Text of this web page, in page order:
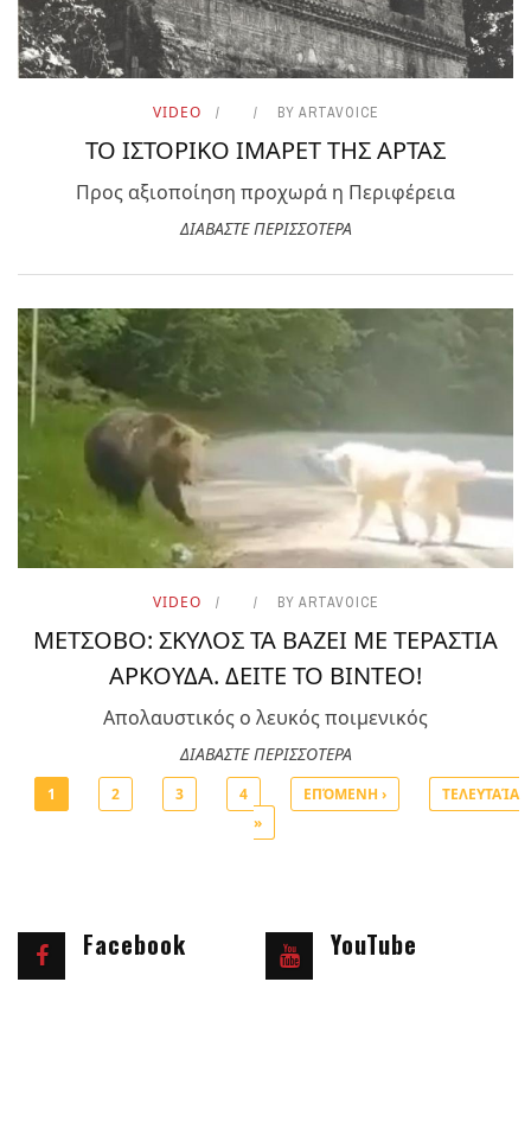
VIDEO BY ARTAVOICE
ΤΟ ΙΣΤΟΡΙΚΟ ΙΜΑΡΕΤ ΤΗΣ ΑΡΤΑΣ
Προς αξιοποίηση προχωρά η Περιφέρεια
ΔΙΑΒΑΣΤΕ ΠΕΡΙΣΣΟΤΕΡΑ
VIDEO BY ARTAVOICE
ΜΕΤΣΟΒΟ: ΣΚΥΛΟΣ ΤΑ ΒΑΖΕΙ ΜΕ ΤΕΡΑΣΤΙΑ
ΑΡΚΟΥΔΑ. ΔΕΙΤΕ ΤΟ ΒΙΝΤΕΟ!
Απολαυστικός ο λευκός ποιμενικός
ΔΙΑΒΑΣΤΕ ΠΕΡΙΣΣΟΤΕΡΑ
1 2 3 4 ΕΠΌΜΕΝΗ ›
ΤΕΛΕΥΤΑΊΑ
»
Facebook YouTube